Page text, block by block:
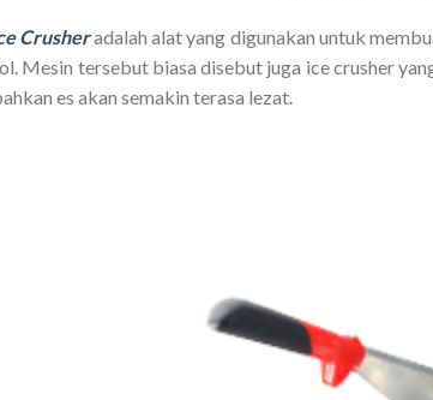
Crusheradalah alat yang digunakan untuk
Mesin tersebut biasa disebut juga ice crusher
es akan semakin terasa lezat.